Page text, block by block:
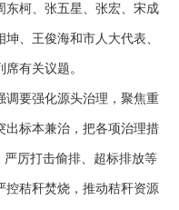
东柯、张五星、张宏、宋成
、王俊海和市人大代表、
有关议题。
调要强化源头治理，聚焦重
出标本兼治，把各项治理措
严厉打击偷排、超标排放等
控秸秆焚烧，推动秸秆资源